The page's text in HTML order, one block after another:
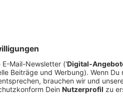
gescannt. Anschließend
Es gilt: Wer zuerst kommt,
finden in Köln bis zu
hinteren Reihen zu